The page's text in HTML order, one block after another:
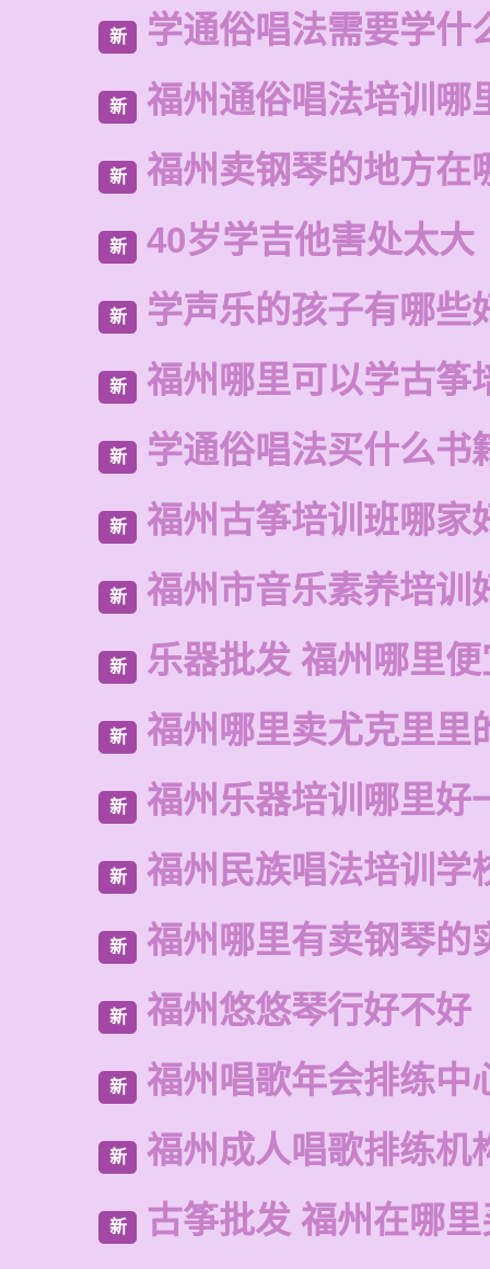
新 学通俗唱法需要学什
新 福州通俗唱法培训哪
新 福州卖钢琴的地方在
新 40岁学吉他害处太大
新 学声乐的孩子有哪些
新 福州哪里可以学古筝
新 学通俗唱法买什么书
新 福州古筝培训班哪家
新 福州市音乐素养培训
新 乐器批发 福州哪里
新 福州哪里卖尤克里里
新 福州乐器培训哪里好
新 福州民族唱法培训学
新 福州哪里有卖钢琴的
新 福州悠悠琴行好不好
新 福州唱歌年会排练中
新 福州成人唱歌排练机
新 古筝批发 福州在哪